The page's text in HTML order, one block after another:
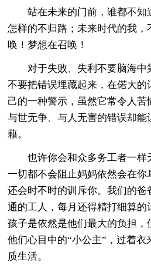
站在未来的门前，谁都不知
怎样的不归路；未来时代的我，
唤！梦想在召唤！
对于失败、失利不要脑海中第
不要把错误埋藏起来，在偌大的
己的一种警示，虽然它常令人苦
与世无争、与人无害的错误却能
藉。
也许你会和众多务工者一样
一切都不会阻止妈妈依然会在你
还会时不时的训斥你。我们的爸
通的工人，每月还得精打细算的
孩子是依然是他们最大的负担，
他们心目中的“小公主”，过着
质生活。